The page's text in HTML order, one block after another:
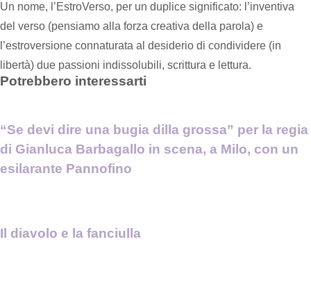
Un nome, l’EstroVerso, per un duplice significato: l’inventiva
del verso (pensiamo alla forza creativa della parola) e
l’estroversione connaturata al desiderio di condividere (in
libertà) due passioni indissolubili, scrittura e lettura.
Potrebbero interessarti
“Se devi dire una bugia dilla grossa” per la regia
di Gianluca Barbagallo in scena, a Milo, con un
esilarante Pannofino
Il diavolo e la fanciulla